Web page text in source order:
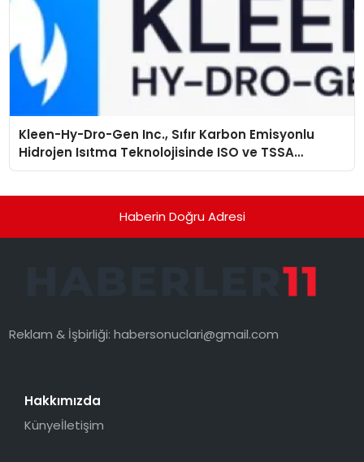
Kleen-Hy-Dro-Gen Inc., Sıfır Karbon Emisyonlu
Hidrojen Isıtma Teknolojisinde ISO ve TSSA
Düzenleyici Onaylarını Aldı
Haberin Doğru Adresi
Reklam & İşbirliği:habersonuclari@gmail.com
Hakkımızda
Künyeİletişim